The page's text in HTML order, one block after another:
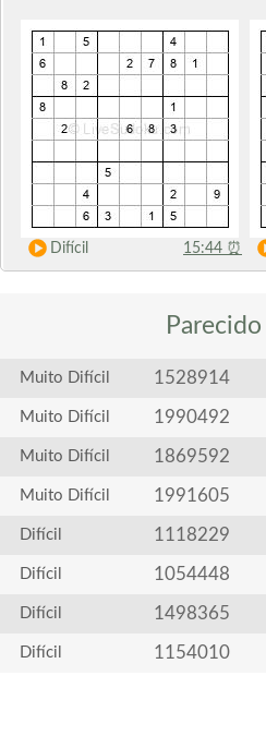
Difícil 15:44 ⏰
Parecido
Muito Difícil 1528914
Muito Difícil 1990492
Muito Difícil 1869592
Muito Difícil 1991605
Difícil 1118229
Difícil 1054448
Difícil 1498365
Difícil 1154010